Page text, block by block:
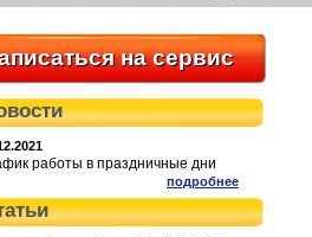
на сервис
работы в праздничные дни
подробнее